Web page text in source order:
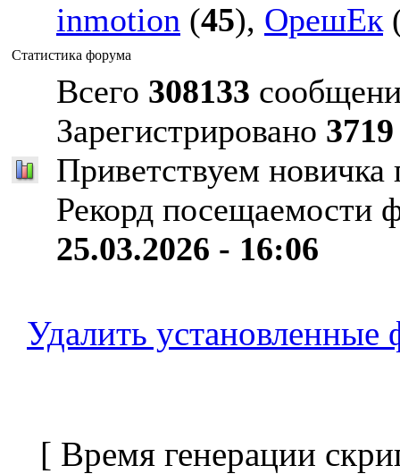
inmotion (45), ОрешЕк
Статистика форума
Всего 308133
Зарегистрировано 3719
Приветствуем
Рекорд посещаемости
25.03.2026 - 16:06
Удалить
[ Время генерации